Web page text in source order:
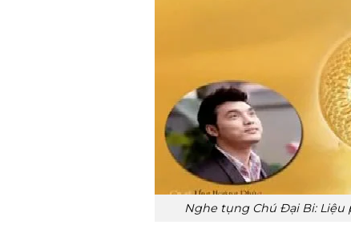
Nghe tụng Chú Đại Bi: Liệu